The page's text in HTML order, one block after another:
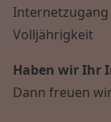
Internetzugang
Volljährigkeit
Haben wir Ihr
Dann freuen